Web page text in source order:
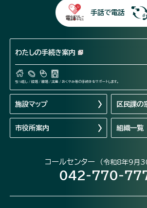
手話で電話
わたしの手続き案内
引っ越し / 結婚 / 離婚 / 出産 / おくやみ等の手続きをサポートします。
施設マップ 区民課の
市役所案内 組織一覧
コールセンター （令和8年9月
042-770-